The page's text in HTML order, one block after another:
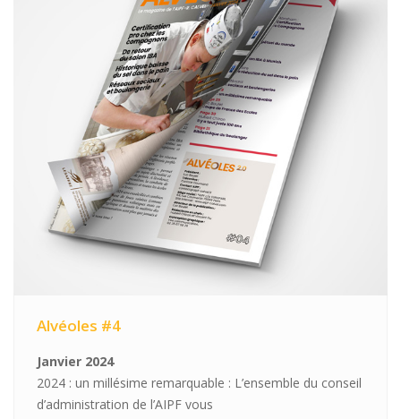
Alvéoles #4
Janvier 2024
2024 : un millésime remarquable : L’ensemble du conseil
d’administration de l’AIPF vous